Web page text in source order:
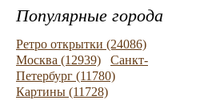
Популярные города
Ретро открытки (24086)
Москва (12939)
Санкт-
Петербург (11780)
Картины (11728)